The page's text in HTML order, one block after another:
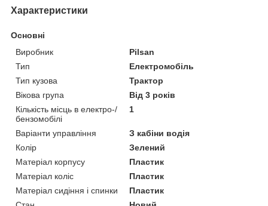
Характеристики
Основні
Виробник
Pilsan
Тип
Електромобіль
Тип кузова
Трактор
Вікова група
Від 3 років
Кількість місць в електро-/
бензомобілі
1
Варіанти управління
З кабіни водія
Колір
Зелений
Матеріал корпусу
Пластик
Матеріал коліс
Пластик
Матеріал сидіння і спинки
Пластик